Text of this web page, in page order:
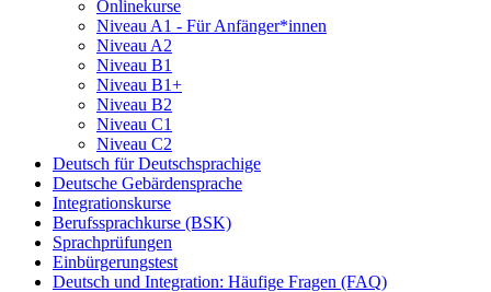
Onlinekurse
Niveau A1 - Für Anfänger*innen
Niveau A2
Niveau B1
Niveau B1+
Niveau B2
Niveau C1
Niveau C2
Deutsch für Deutschsprachige
Deutsche Gebärdensprache
Integrationskurse
Berufssprachkurse (BSK)
Sprachprüfungen
Einbürgerungstest
Deutsch und Integration: Häufige Fragen (FAQ)